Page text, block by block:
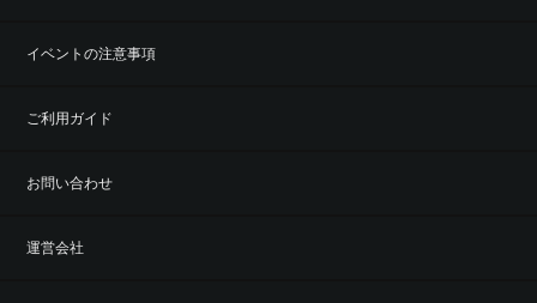
イベントの注意事項
ご利用ガイド
お問い合わせ
運営会社